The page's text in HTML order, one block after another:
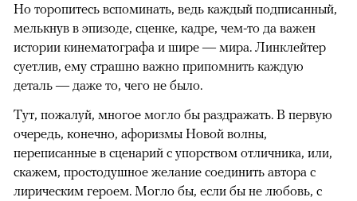
Но торопитесь вспоминать, ведь каждый подписанный,
мелькнув в эпизоде, сценке, кадре, чем-то да важен
истории кинематографа и шире — мира. Линклейтер
суетлив, ему страшно важно припомнить каждую
деталь — даже то, чего не было.
Тут, пожалуй, многое могло бы раздражать. В первую
очередь, конечно, афоризмы Новой волны,
переписанные в сценарий с упорством отличника, или,
скажем, простодушное желание соединить автора с
лирическим героем. Могло бы, если бы не любовь, с